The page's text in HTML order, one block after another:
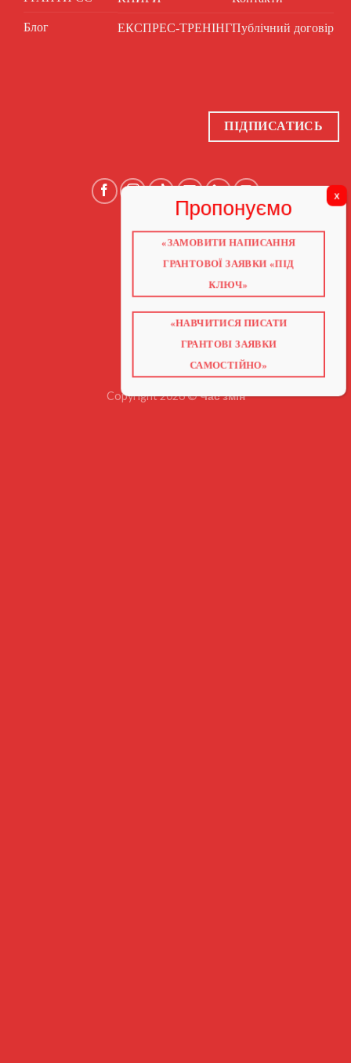
Блог ЕКСПРЕС-ТРЕНІНГПублічний договір
ПІДПИСАТИСЬ
ГОЛОВНА
ПРО НАС
ГРАНТИ 2026
НАВЧАННЯ
КНИГИ
ВІДЕО ПРО ГРАНТИ
Copyright 2026 ©Час змін
«ЗАМОВИТИ НАПИСАННЯ
ГРАНТОВОЇ ЗАЯВКИ «ПІД
КЛЮЧ»
«НАВЧИТИСЯ ПИСАТИ
ГРАНТОВІ ЗАЯВКИ
САМОСТІЙНО»